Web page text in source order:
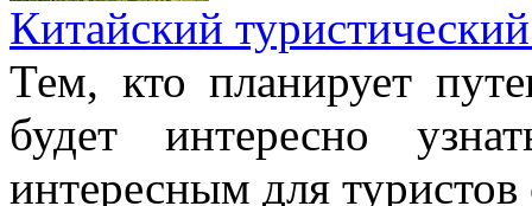
Китайский
Тем, кто планирует
будет интересно
интересным для